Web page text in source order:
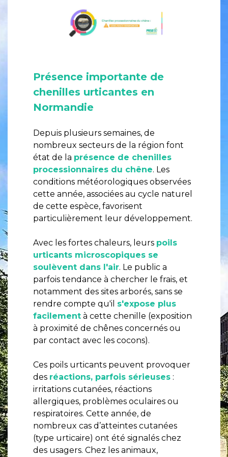
Présence importante de
chenilles urticantes en
Normandie
Depuis plusieurs semaines, de
nombreux secteurs de la région font
état de la présence de chenilles
processionnaires du chêne. Les
conditions météorologiques observées
cette année, associées au cycle naturel
de cette espèce, favorisent
particulièrement leur développement.
Avec les fortes chaleurs, leurs poils
urticants microscopiques se
soulèvent dans l'air. Le public a
parfois tendance à chercher le frais, et
notamment des sites arborés, sans se
rendre compte qu'il s'expose plus
facilement à cette chenille (exposition
à proximité de chênes concernés ou
par contact avec les cocons).
Ces poils urticants peuvent provoquer
des réactions, parfois sérieuses :
irritations cutanées, réactions
allergiques, problèmes oculaires ou
respiratoires. Cette année, de
nombreux cas d’atteintes cutanées
(type urticaire) ont été signalés chez
des usagers. Chez les animaux,